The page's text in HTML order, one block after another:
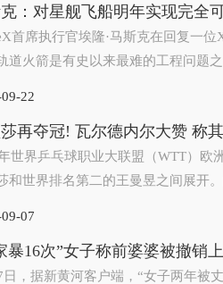
：对星舰飞船明年实现完全
首席执行官埃隆·马斯克在回复一
道火箭是有史以来最难的工程问题
22
再夺冠! 瓦尔德内尔大赞 称
世界乒乓球职业大联盟（WTT）欧
和世界排名第二的王曼昱之间展开
07
暴16次”女子称前婆婆被撤销
日，据新黄河客户端，“女子两年被